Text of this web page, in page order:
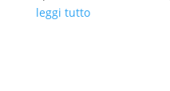
leggi tutto